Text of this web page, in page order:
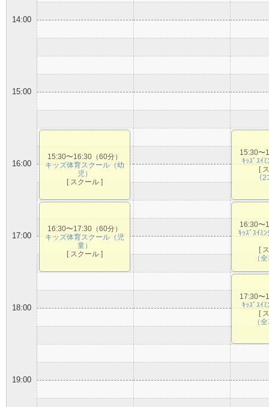
14:00
15:00
16:00
17:00
18:00
19:00
15:30〜16:30（60分）
キッズ体育スクール（幼
児）
[ スクール ]
16:30〜17:30（60分）
キッズ体育スクール（児
童）
[ スクール ]
15:30〜
ｷｯｽﾞｽｲ
[
（
16:30〜
ｷｯｽﾞｽｲﾐ
[
（
17:30〜
ｷｯｽﾞｽｲ
[
（